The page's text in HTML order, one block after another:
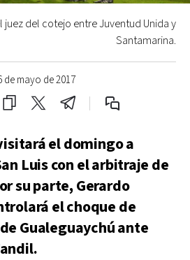
de mayo de 2017
juez del cotejo entre Juventud Unida y
Santamarina.
el domingo a
Luis con el arbitraje de
su parte, Gerardo
el choque de
Gualeguaychú ante